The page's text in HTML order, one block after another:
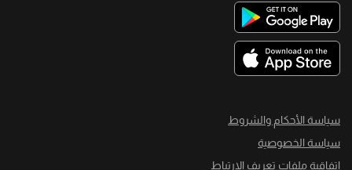
سياسة الأحكام والشروط
سياسة الخصوصية
اتفاقية ملفات تعريف الارتباط